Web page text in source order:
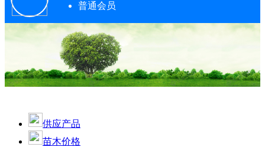
普通会员
供应产品
苗木价格